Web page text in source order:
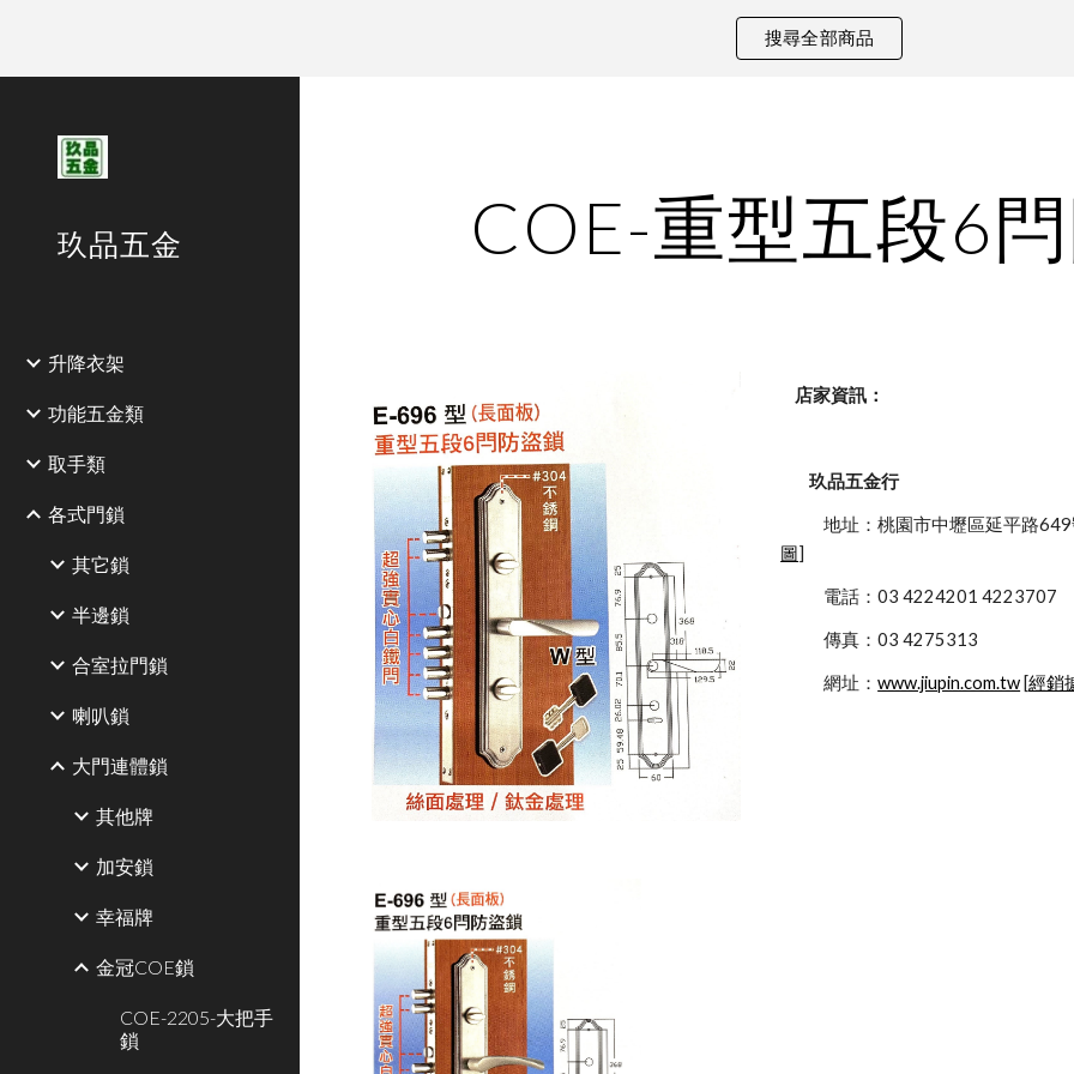
搜尋全部商品
玖品五金
升降衣架
功能五金類
取手類
各式門鎖
其它鎖
半邊鎖
合室拉門鎖
喇叭鎖
大門連體鎖
其他牌
加安鎖
幸福牌
金冠COE鎖
COE-2205-大把手
鎖
COE-重型五段6
    店家資訊：
玖品五金行
地址：桃園市中壢區延平路
圖]
            電話：03 4224201 4223707
            傳真：03 4275313
            網址：
www.jiupin.com.tw [經銷